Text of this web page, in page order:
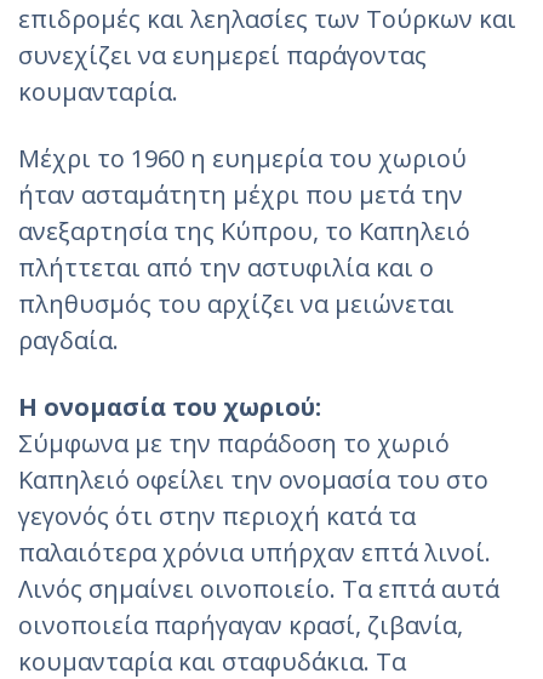
επιδρομές και λεηλασίες των Τούρκων και
συνεχίζει να ευημερεί παράγοντας
κουμανταρία.
Μέχρι το 1960 η ευημερία του χωριού
ήταν ασταμάτητη μέχρι που μετά την
ανεξαρτησία της Κύπρου, το Καπηλειό
πλήττεται από την αστυφιλία και ο
πληθυσμός του αρχίζει να μειώνεται
ραγδαία.
Η ονομασία του χωριού:
Σύμφωνα με την παράδοση το χωριό
Καπηλειό οφείλει την ονομασία του στο
γεγονός ότι στην περιοχή κατά τα
παλαιότερα χρόνια υπήρχαν επτά λινοί.
Λινός σημαίνει οινοποιείο. Τα επτά αυτά
οινοποιεία παρήγαγαν κρασί, ζιβανία,
κουμανταρία και σταφυδάκια. Τα